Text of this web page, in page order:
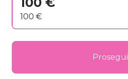
100 €
Prosegui